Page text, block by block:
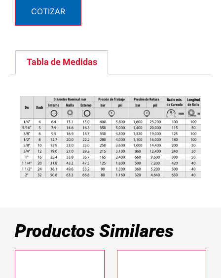
COTIZAR
Tabla de Medidas
Productos Similares